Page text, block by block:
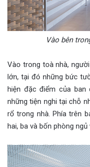
Vào bên
Vào trong toà nhà,
lớn, tại đó những bức
hiện đặc điểm của ban
những tiện nghi tại chỗ
rổ trong nhà. Phía trên
hai, ba và bốn phòng ngủ